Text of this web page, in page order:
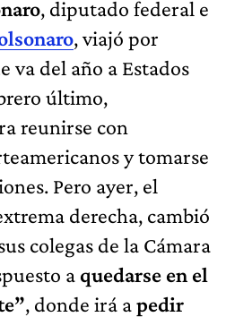
, diputado federal e
, viajó por
va del año a Estados
último,
reunirse con
y tomarse
Pero ayer, el
derecha, cambió
colegas de la Cámara
a quedarse en el
, donde irá apedir